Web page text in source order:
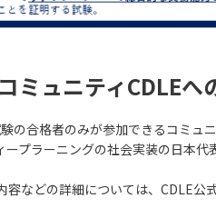
ミュニティCDLEへ
の合格者のみが参加できるコミ
ープラーニングの社会実装の日本
容などの詳細については、CDLE公